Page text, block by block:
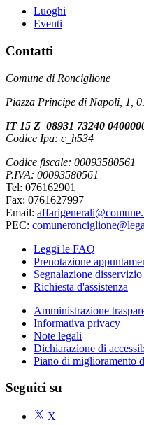
Luoghi
Eventi
Contatti
Comune di Ronciglione
Piazza Principe di Napoli, 1,
IT 15 Z 08931 73240
Codice Ipa: c_h534
Codice fiscale: 00093580561
P.IVA: 00093580561
Tel: 076162901
Fax: 0761627997
Email:
PEC:
Leggi le FAQ
Prenotazione
Segnalazione disservizio
Richiesta d'assistenza
Amministrazione
Informativa privacy
Note legali
Dichiarazione di
Piano di miglioramento
Seguici su
X